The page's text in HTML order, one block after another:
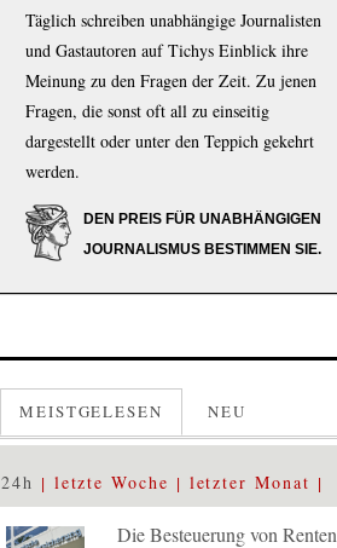
Täglich schreiben unabhängige Journalisten
und Gastautoren auf Tichys Einblick ihre
Meinung zu den Fragen der Zeit. Zu jenen
Fragen, die sonst oft all zu einseitig
dargestellt oder unter den Teppich gekehrt
werden.
DEN PREIS FÜR UNABHÄNGIGEN
JOURNALISMUS BESTIMMEN SIE.
MEISTGELESEN NEU
24h letzte Woche letzter Monat
Die Besteuerung von Renten